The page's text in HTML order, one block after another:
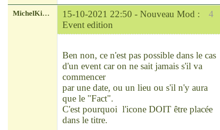
4
MichelKirsch 15-10-2021 22:50 - Nouveau Mod :
Event edition
Ben non, ce n'est pas possible dans le cas
d'un event car on ne sait jamais s'il va
commencer
par une date, ou un lieu ou s'il n'y aura
que le "Fact".
C'est pourquoi l'icone DOIT être placée
dans le titre.